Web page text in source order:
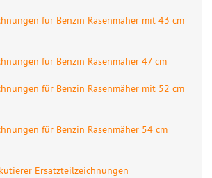
für Benzin Rasenmäher mit 43 cm
für Benzin Rasenmäher 47 cm
für Benzin Rasenmäher mit 52 cm
für Benzin Rasenmäher 54 cm
Ersatzteilzeichnungen